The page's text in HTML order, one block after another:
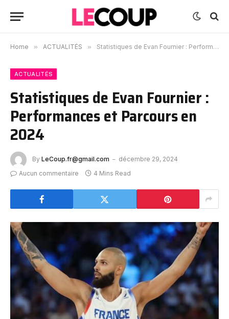
Home » ACTUALITÉS » Statistiques de Evan Fournier : Performances et Parcours en 2024
ACTUALITÉS
Statistiques de Evan Fournier :
Performances et Parcours en
2024
By LeCoup.fr@gmail.com
décembre 29, 2024
Aucun commentaire
4 Mins Read